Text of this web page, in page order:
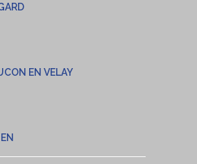
EN VELAY